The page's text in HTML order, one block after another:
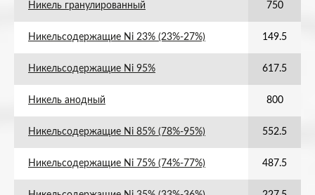
Никель гранулированный 750
Никельсодержащие Ni 23% (23%-27%) 149.5
Никельсодержащие Ni 95% 617.5
Никель анодный 800
Никельсодержащие Ni 85% (78%-95%) 552.5
Никельсодержащие Ni 75% (74%-77%) 487.5